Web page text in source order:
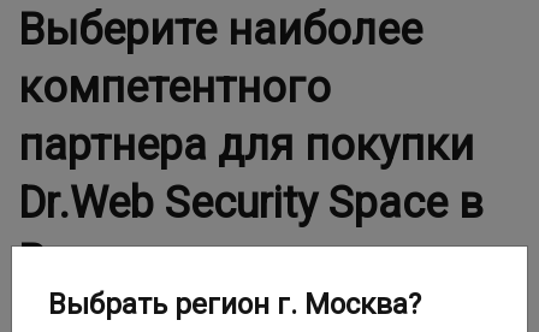
Выберите наиболее
компетентного
партнера для покупки
Dr.Web Security Space в
Вашем городе
Выбрать регион г. Москва?